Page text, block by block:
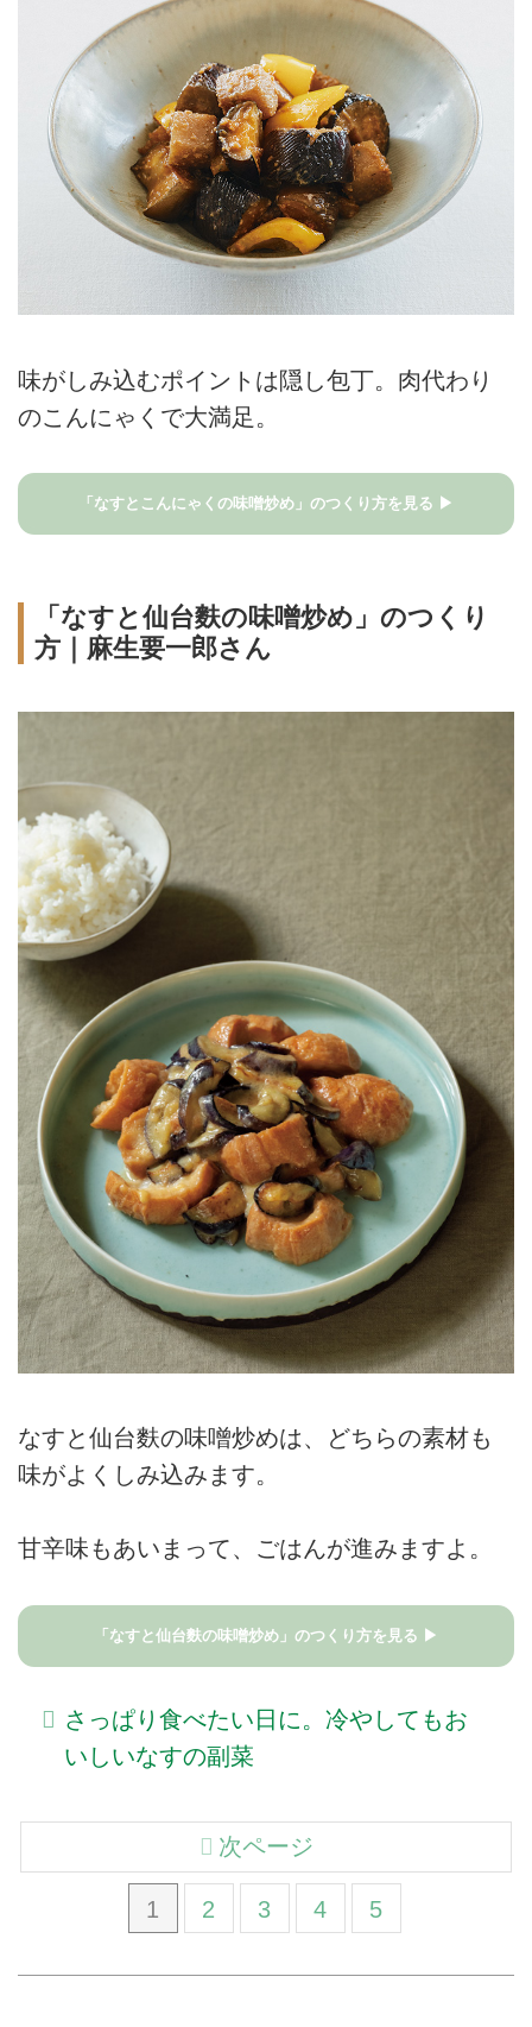
味がしみ込むポイントは隠し包丁。肉代わり
のこんにゃくで大満足。
「なすとこんにゃくの味噌炒め」のつくり方を見る ▶
「なすと仙台麩の味噌炒め」のつくり
方｜麻生要一郎さん
なすと仙台麩の味噌炒めは、どちらの素材も
味がよくしみ込みます。
甘辛味もあいまって、ごはんが進みますよ。
「なすと仙台麩の味噌炒め」のつくり方を見る ▶
さっぱり食べたい日に。冷やしてもお
いしいなすの副菜
1 2 3 4 5
次ページ